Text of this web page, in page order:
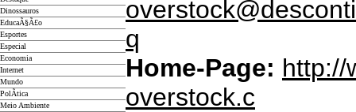
Dinossauros
EducaÃ§Ã£o
Esportes
Especial
Economia
Internet
Mundo
PolÃ­tica
Meio Ambiente
q
Home-Page: http://
overstock.c